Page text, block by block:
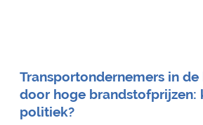
Transportondernemers in
door hoge brandstofprijzen:
politiek?